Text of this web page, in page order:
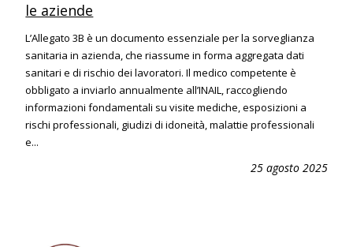
le aziende
L’Allegato 3B è un documento essenziale per la sorveglianza
sanitaria in azienda, che riassume in forma aggregata dati
sanitari e di rischio dei lavoratori. Il medico competente è
obbligato a inviarlo annualmente all’INAIL, raccogliendo
informazioni fondamentali su visite mediche, esposizioni a
rischi professionali, giudizi di idoneità, malattie professionali
e...
25 agosto 2025